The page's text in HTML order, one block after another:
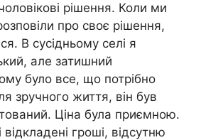
рішення. Коли ми
про своє рішення,
В сусідньому селі я
але затишний
було все, що потрібно
зручного життя, він був
Ціна була приємною.
гроші, відсутню